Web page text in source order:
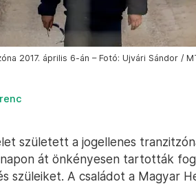
2017. április 6-án – Fotó: Ujvári Sándor /
született a jogellenes
napon át önkényesen tartották
szüleiket. A családot a Magyar